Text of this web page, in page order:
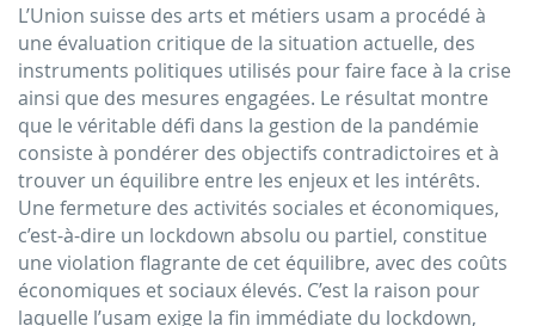
L’Union suisse des arts et métiers usam a procédé à
une évaluation critique de la situation actuelle, des
instruments politiques utilisés pour faire face à la crise
ainsi que des mesures engagées. Le résultat montre
que le véritable défi dans la gestion de la pandémie
consiste à pondérer des objectifs contradictoires et à
trouver un équilibre entre les enjeux et les intérêts.
Une fermeture des activités sociales et économiques,
c’est-à-dire un lockdown absolu ou partiel, constitue
une violation flagrante de cet équilibre, avec des coûts
économiques et sociaux élevés. C’est la raison pour
laquelle l’usam exige la fin immédiate du lockdown,